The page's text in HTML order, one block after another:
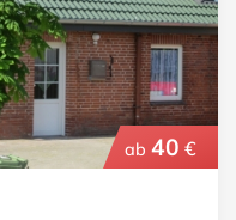
ab 40 €